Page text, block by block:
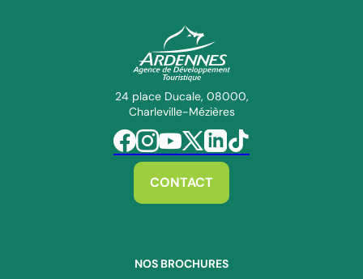
ADT des Ardennes Pro
24 place Ducale, 08000,
Charleville-Mézières
Suivez-nous sur Facebook
Suivez-nous sur Instagram
Suivez-nous sur Youtube
Suivez-nous sur Twitter
Suivez-nous sur Linkedin
Suivez-nous sur Tiktok
CONTACT
NOS BROCHURES